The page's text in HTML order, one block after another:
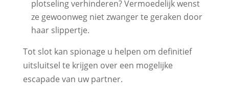
plotseling verhinderen? Vermoedelijk wenst
ze gewoonweg niet zwanger te geraken door
haar slippertje.
Tot slot kan spionage u helpen om definitief
uitsluitsel te krijgen over een mogelijke
escapade van uw partner.